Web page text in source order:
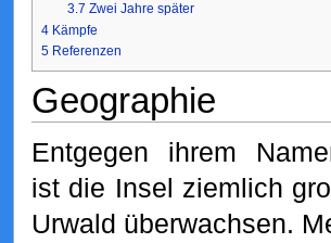
3.7 Zwei Jahre später
4 Kämpfe
5 Referenzen
Geographie
Entgegen ihrem
ist die Insel ziemlich
Urwald überwachsen.